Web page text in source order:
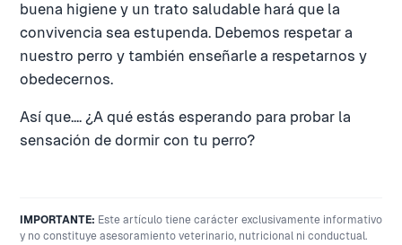
buena higiene y un trato saludable hará que la
convivencia sea estupenda. Debemos respetar a
nuestro perro y también enseñarle a respetarnos y
obedecernos.
Así que.... ¿A qué estás esperando para probar la
sensación de dormir con tu perro?
IMPORTANTE: Este artículo tiene carácter exclusivamente informativo
y no constituye asesoramiento veterinario, nutricional ni conductual.